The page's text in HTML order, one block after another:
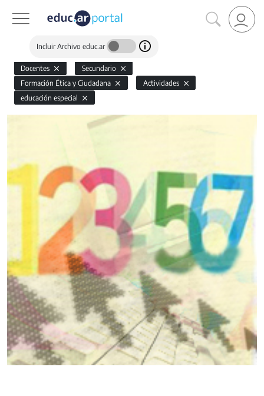
Incluir Archivo educ.ar
Docentes
Secundario
Formación Ética y Ciudadana
Actividades
educación especial